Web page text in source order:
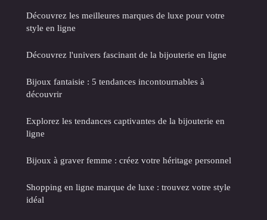
Découvrez les meilleures marques de luxe pour votre
style en ligne
Découvrez l'univers fascinant de la bijouterie en ligne
Bijoux fantaisie : 5 tendances incontournables à
découvrir
Explorez les tendances captivantes de la bijouterie en
ligne
Bijoux à graver femme : créez votre héritage personnel
Shopping en ligne marque de luxe : trouvez votre style
idéal